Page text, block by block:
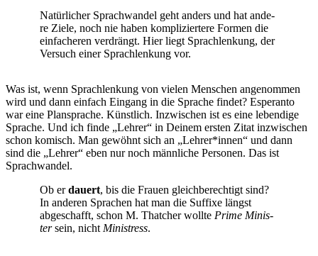
Natür­li­cher Sprach­wan­del geht anders und hat ande­
re Zie­le, noch nie haben kom­pli­zier­te­re For­men die
ein­fa­che­ren ver­drängt. Hier liegt Sprach­len­kung, der
Ver­such einer Sprach­len­kung vor.
Was ist, wenn Sprach­len­kung von vie­len Men­schen ange­nom­men
wird und dann ein­fach Ein­gang in die Spra­che fin­det? Espe­ran­to
war eine Plan­spra­che. Künst­lich. Inzwi­schen ist es eine leben­di­ge
Spra­che. Und ich fin­de „Leh­rer“ in Dei­nem ers­ten Zitat inzwi­schen
schon komisch. Man gewöhnt sich an „Lehrer*innen“ und dann
sind die „Leh­rer“ eben nur noch männ­li­che Per­so­nen. Das ist
Sprachwandel.
Ob erdau­ert, bis die Frau­en gleich­be­rech­tigt sind?
In ande­ren Spra­chen hat man die Suf­fi­xe längst
abge­schafft, schon M. That­cher woll­te Prime Minis­
tersein, nicht Ministress.